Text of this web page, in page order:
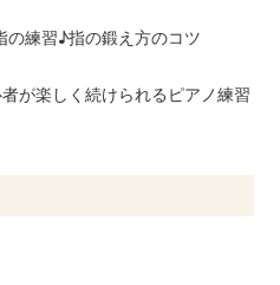
の練習♪指の鍛え方のコツ
が楽しく続けられるピアノ練習